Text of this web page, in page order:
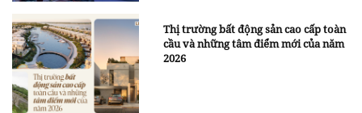
Thị trường bất động sản cao cấp toàn
cầu và những tâm điểm mới của năm
2026